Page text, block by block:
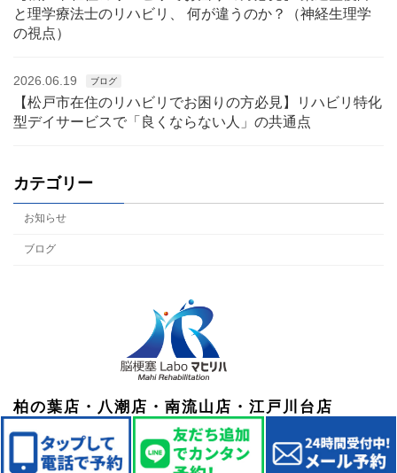
と理学療法士のリハビリ、 何が違うのか？（神経生理学
の視点）
2026.06.19 ブログ
【松戸市在住のリハビリでお困りの方必見】リハビリ特化
型デイサービスで「良くならない人」の共通点
カテゴリー
お知らせ
ブログ
柏の葉店・八潮店・南流山店・江戸川台店